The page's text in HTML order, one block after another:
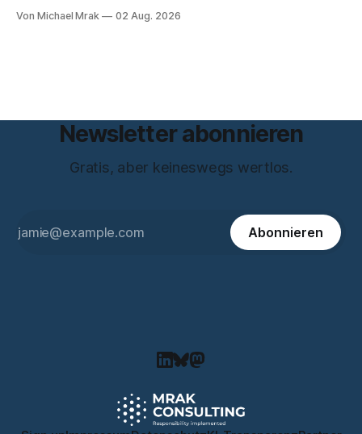
trotzdem falsch ist: Ab jetzt müsse alles gekennzeichnet
Von Michael Mrak 02 Aug. 2026
Newsletter abonnieren
Gratis, aber keineswegs wertlos.
Abonnieren